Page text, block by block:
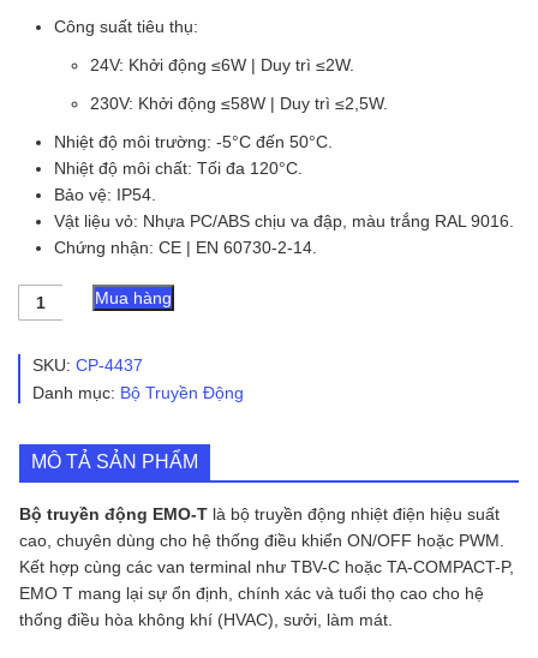
Công suất tiêu thụ:
24V: Khởi động ≤6W | Duy trì ≤2W.
230V: Khởi động ≤58W | Duy trì ≤2,5W.
Nhiệt độ môi trường: -5°C đến 50°C.
Nhiệt độ môi chất: Tối đa 120°C.
Bảo vệ: IP54.
Vật liệu vỏ: Nhựa PC/ABS chịu va đập, màu trắng RAL 9016.
Chứng nhận: CE | EN 60730-2-14.
Bộ
Truyền
EMO-
số
Mua hàng
SKU: CP-4437
Danh mục: Bộ Truyền Động
MÔ TẢ SẢN PHẨM
Bộ truyền động EMO-T là bộ truyền động nhiệt điện hiệu suất
cao, chuyên dùng cho hệ thống điều khiển ON/OFF hoặc PWM.
Kết hợp cùng các van terminal như TBV-C hoặc TA-COMPACT-P,
EMO T mang lại sự ổn định, chính xác và tuổi thọ cao cho hệ
thống điều hòa không khí (HVAC), sưởi, làm mát.